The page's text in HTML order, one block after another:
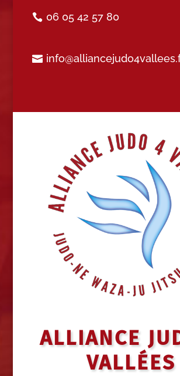
06 05 42 57 80
ALLIANCE
VALLÉES